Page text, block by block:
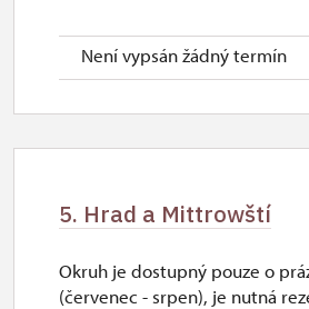
Není vypsán žádný termín
5. Hrad a Mittrowští
Okruh je dostupný pouze o
(červenec - srpen), je nutná